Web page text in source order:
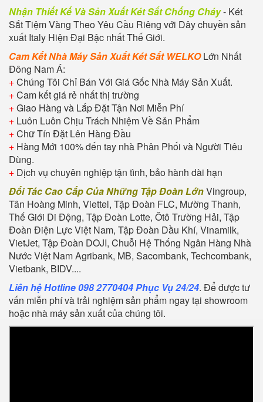
Nhận Thiết Kế Và Sản Xuất Két Sắt Chống Cháy- Két
Sắt Tiệm Vàng Theo Yêu Cầu Riêng với Dây chuyền sản
xuất Italy Hiện Đại Bậc nhất Thế Giới.
Cam Kết Nhà Máy Sản Xuất Két Sắt WELKOLớn Nhất
Đông Nam Á:
+Chúng Tôi Chỉ Bán Với Giá Gốc Nhà Máy Sản Xuất.
+Cam kết giá rẻ nhất thị trường
+Giao Hàng và Lắp Đặt Tận Nơi Miễn Phí
+ Luôn Luôn Chịu Trách Nhiệm Về Sản Phẩm
+Chữ Tín Đặt Lên Hàng Đầu
+ Hàng Mới 100% đến tay nhà Phân Phối và Người Tiêu
Dùng.
+ Dịch vụ chuyên nghiệp tận tình, bảo hành dài hạn
Đối Tác Cao Cấp Của Những Tập Đoàn LớnVingroup,
Tân Hoàng Minh, Viettel, Tập Đoàn FLC, Mường Thanh,
Thế Giới Di Động, Tập Đoàn Lotte, Ôtô Trường Hải, Tập
Đoàn Điện Lực Việt Nam, Tập Đoàn Dầu Khí, Vinamilk,
VietJet, Tập Đoàn DOJI, Chuỗi Hệ Thống Ngân Hàng Nhà
Nước Việt Nam Agribank, MB, Sacombank, Techcombank,
Vietbank, BIDV....
Liên hệ Hotline 098 2770404 Phục Vụ 24/24. Để được tư
vấn miễn phí và trải nghiệm sản phẩm ngay tại showroom
hoặc nhà máy sản xuất của chúng tôi.